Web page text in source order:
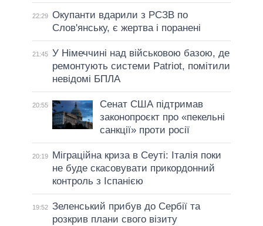
22:29 Окупанти вдарили з РСЗВ по
Слов'янську, є жертва і поранені
21:45 У Німеччині над військовою базою, де
ремонтують системи Patriot, помітили
невідомі БПЛА
20:55
Сенат США підтримав
законопроєкт про «пекельні
санкції» проти росії
20:19
Міграційна криза в Сеуті: Італія поки
не буде скасовувати прикордонний
контроль з Іспанією
19:52 Зеленський прибув до Сербії та
розкрив плани свого візиту